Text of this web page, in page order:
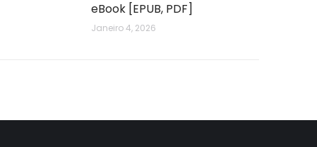
eBook [EPUB, PDF]
Janeiro 4, 2026